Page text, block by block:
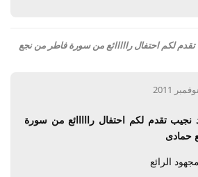
لكم احتفال رااااائع من سورة فاطر من نجع
تقدم لكم احتفال رااااائع من سورة
حمادى
الرائع